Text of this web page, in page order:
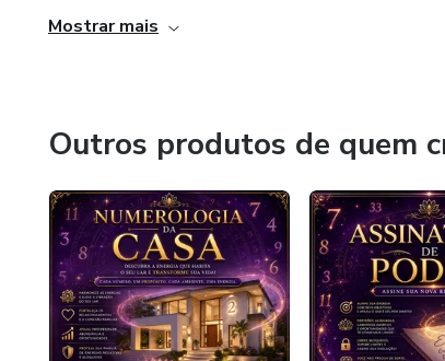
Aqui, a numerologia é aplicada à vida real, de forma
Autoconhecimento traz direção.
Direção gera confiança.
E decisões conscientes transformam a forma
Mostrar mais
Outros produtos de quem